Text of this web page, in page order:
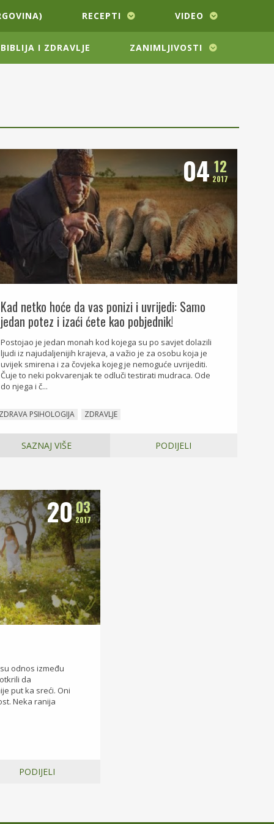
RECEPTI VIDEO
BIBLIJA I ZDRAVLJE ZANIMLJIVOSTI
04 12
2017
Kad netko hoće da vas ponizi i uvrijedi: Samo
jedan potez i izaći ćete kao pobjednik!
Postojao je jedan monah kod kojega su po savjet dolazili
ljudi iz najudaljenijih krajeva, a važio je za osobu koja je
uvijek smirena i za čovjeka kojeg je nemoguće uvrijediti.
Čuje to neki pokvarenjak te odluči testirati mudraca. Ode
do njega i č...
ZDRAVA PSIHOLOGIJA ZDRAVLJE
SAZNAJ VIŠE PODIJELI
2003
2017
odnos između
da
put ka sreći. Oni
Neka ranija
PODIJELI